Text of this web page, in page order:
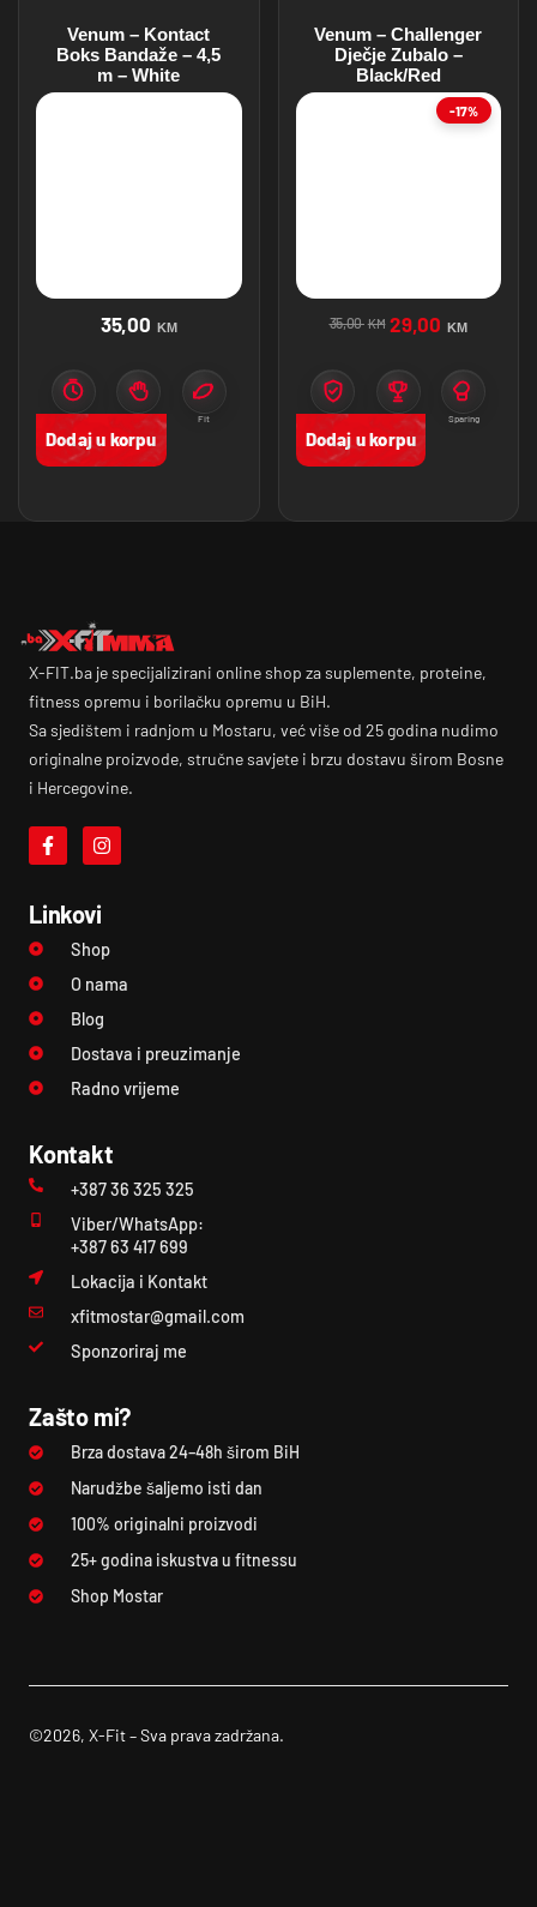
Venum – Kontact
Boks Bandaže – 4,5
m – White
35,00 KM
Zaštita Stabilnost Fit
Dodaj u korpu
Venum – Challenger
Dječje Zubalo –
Black/Red
-17%
35,00 KM 29,00 KM
Zaštita Amaterski Sparing
Dodaj u korpu
X-FIT.ba je specijalizirani online shop za suplemente, proteine,
fitness opremu i borilačku opremu u BiH.
Sa sjedištem i radnjom u Mostaru, već više od 25 godina nudimo
originalne proizvode, stručne savjete i brzu dostavu širom Bosne
i Hercegovine.
Linkovi
Shop
O nama
Blog
Dostava i preuzimanje
Radno vrijeme
Kontakt
+387 36 325 325
Viber/WhatsApp:
+387 63 417 699
Lokacija i Kontakt
xfitmostar@gmail.com
Sponzoriraj me
Zašto mi?
Brza dostava 24–48h širom BiH
Narudžbe šaljemo isti dan
100% originalni proizvodi
25+ godina iskustva u fitnessu
Shop Mostar
©2026, X-Fit – Sva prava zadržana.